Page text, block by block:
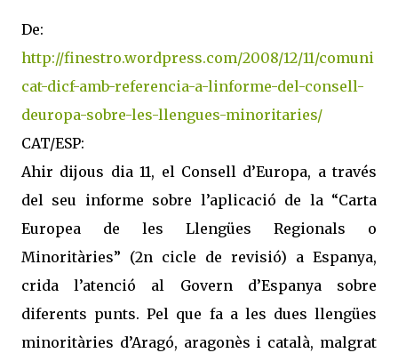
De:
http://finestro.wordpress.com/2008/12/11/comuni
cat-dicf-amb-referencia-a-linforme-del-consell-
deuropa-sobre-les-llengues-minoritaries/
CAT/ESP:
Ahir dijous dia 11, el Consell d’Europa, a través
del seu informe sobre l’aplicació de la “Carta
Europea de les Llengües Regionals o
Minoritàries” (2n cicle de revisió) a Espanya,
crida l’atenció al Govern d’Espanya sobre
diferents punts. Pel que fa a les dues llengües
minoritàries d’Aragó, aragonès i català, malgrat